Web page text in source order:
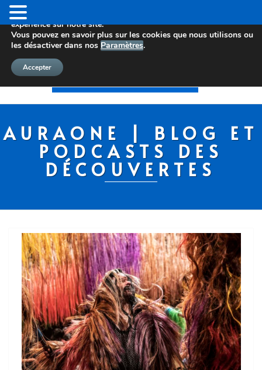
AURAONE | BLOG ET
PODCASTS DES
DÉCOUVERTES
Nous utilisons des cookies pour vous offrir la meilleure
expérience sur notre site.
Vous pouvez en savoir plus sur les cookies que nous utilisons ou
les désactiver dans nos Paramètres.
Accepter